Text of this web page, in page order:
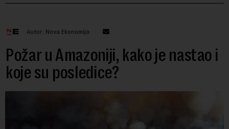
Autor: Nova Ekonomija
Požar u Amazoniji, kako je nastao i
koje su posledice?